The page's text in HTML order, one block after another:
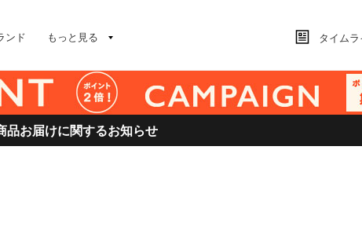
ンド もっと見る タイムラ
品お届けに関するお知らせ